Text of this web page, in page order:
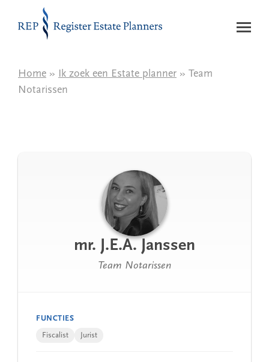
Naar de inhoud
Home » Ik zoek een Estate planner » Team
Notarissen
mr. J.E.A. Janssen
Team Notarissen
FUNCTIES
Fiscalist Jurist